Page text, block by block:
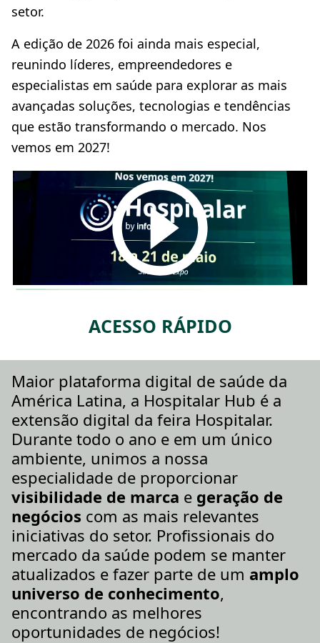
setor.
A edição de 2026 foi ainda mais especial,
reunindo líderes, empreendedores e
especialistas em saúde para explorar as mais
avançadas soluções, tecnologias e tendências
que estão transformando o mercado. Nos
vemos em 2027!
ACESSO RÁPIDO
Maior plataforma digital de saúde da
América Latina, a Hospitalar Hub é a
extensão digital da feira Hospitalar.
Durante todo o ano e em um único
ambiente, unimos a nossa
especialidade de proporcionar
visibilidade de marca e geração de
negócios com as mais relevantes
iniciativas do setor. Profissionais do
mercado da saúde podem se manter
atualizados e fazer parte de um amplo
universo de conhecimento,
encontrando as melhores
oportunidades de negócios!